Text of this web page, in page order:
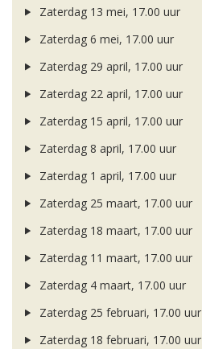
Zaterdag 13 mei, 17.00 uur
Zaterdag 6 mei, 17.00 uur
Zaterdag 29 april, 17.00 uur
Zaterdag 22 april, 17.00 uur
Zaterdag 15 april, 17.00 uur
Zaterdag 8 april, 17.00 uur
Zaterdag 1 april, 17.00 uur
Zaterdag 25 maart, 17.00 uur
Zaterdag 18 maart, 17.00 uur
Zaterdag 11 maart, 17.00 uur
Zaterdag 4 maart, 17.00 uur
Zaterdag 25 februari, 17.00 uur
Zaterdag 18 februari, 17.00 uur